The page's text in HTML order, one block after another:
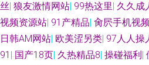
蜜桃免费看 菠萝av在线观看 亚洲老司机
三级片av在线 国产TS视频 91视频91 91免
丝| 狼友激情网站| 99热这里| 久久成
视频资源站| 91产精品| 肏屄手机视频
日韩AM网站| 欧美涩另类| 97人人操
91 | 国产18页| 久热精品8| 操碰福利|